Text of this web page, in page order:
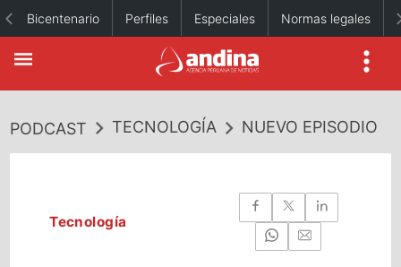
Bicentenario Perfiles Especiales Normas legales
PODCAST TECNOLOGÍA NUEVO EPISODIO
Tecnología